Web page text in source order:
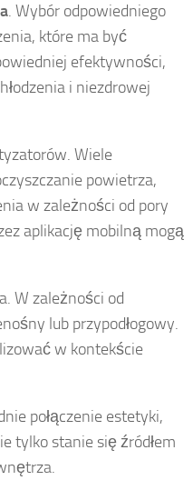
. Wybór odpowiedniego
które ma być
efektywności,
i niezdrowej
Wiele
powietrza,
w zależności od pory
aplikację mobilną mogą
W zależności od
lub przypodłogowy.
w kontekście
połączenie estetyki,
tylko stanie się źródłem